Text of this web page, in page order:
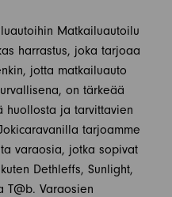
Matkailuautoilu
harrastus, joka tarjoaa
jotta matkailuauto
on tärkeää
huollosta ja tarvittavien
tarjoamme
varaosia, jotka sopivat
Dethleffs, Sunlight,
T@b. Varaosien